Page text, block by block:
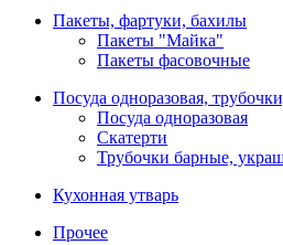
Пакеты, фартуки, бахилы
Пакеты "Майка"
Пакеты фасовочные
Посуда одноразовая,
Посуда одноразовая
Скатерти
Трубочки барные,
Кухонная утварь
Прочее